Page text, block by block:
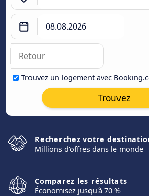
Trouvez un logement avec
Trouvez
Recherchez votre
Millions d'offres dans le monde
Comparez les résultats
Économisez jusqu'à 70 %